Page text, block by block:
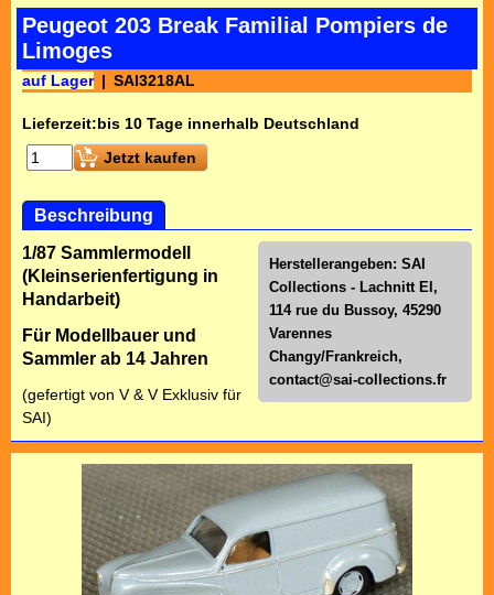
Peugeot 203 Break Familial Pompiers de
Limoges
auf Lager SAI3218AL
Lieferzeit:bis 10 Tage innerhalb Deutschland
Jetzt kaufen
Beschreibung
Herstellerangeben: SAI
Collections - Lachnitt El,
114 rue du Bussoy, 45290
Varennes
Changy/Frankreich,
contact@sai-collections.fr
1/87 Sammlermodell
(Kleinserienfertigung in
Handarbeit)
Für Modellbauer und
Sammler ab 14 Jahren
(gefertigt von V & V Exklusiv für
SAI)